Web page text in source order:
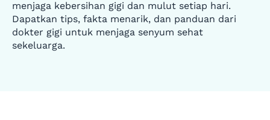
menjaga kebersihan gigi dan mulut setiap hari.
Dapatkan tips, fakta menarik, dan panduan dari
dokter gigi untuk menjaga senyum sehat
sekeluarga.